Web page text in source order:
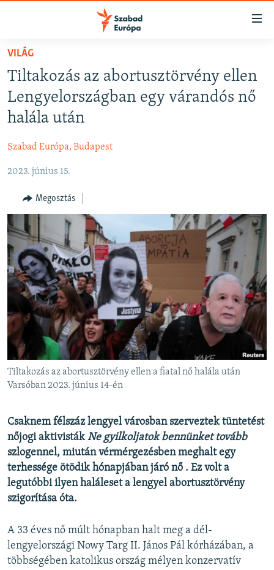
Akadálymentes
Ugrás
oldalra
Ugrás
tartalomjegyzékre
NAPIRENDEN
PODCASTOK
ELEMZŐ
NER15
SZABADON
TÁRSADALOM
DEMOKRÁCIA
A PÉNZ NYOMÁBAN
EURÓPAI UNIÓ
VILÁG
KLÍMAVÁLTOZÁS
A MÚLT TANULSÁGAI
KÖVESSEN MINKET!
Valamennyi RFE/RL weboldal
VILÁG
Tiltakozás az abortusztörvény ellen
Lengyelországban egy várandós nő
halála után
Szabad Európa, Budapest
2023. június 15.
Megosztás
Tiltakozás az abortusztörvény ellen a fiatal nő halála után
Varsóban 2023. június 14-én
Csaknem félszáz lengyel városban szerveztek tüntetést
nőjogi aktivistákNe gyilkoljatok bennünket tovább
szlogennel, miután vérmérgezésben meghalt egy
terhessége ötödik hónapjában járó nő . Ez volt a
legutóbbi ilyen haláleset a lengyel abortusztörvény
szigorítása óta.
A 33 éves nő múlt hónapban halt meg a dél-
lengyelországi Nowy Targ II. János Pál kórházában, a
többségében katolikus ország mélyen konzervatív
FELIRATKOZÁS
Spotify